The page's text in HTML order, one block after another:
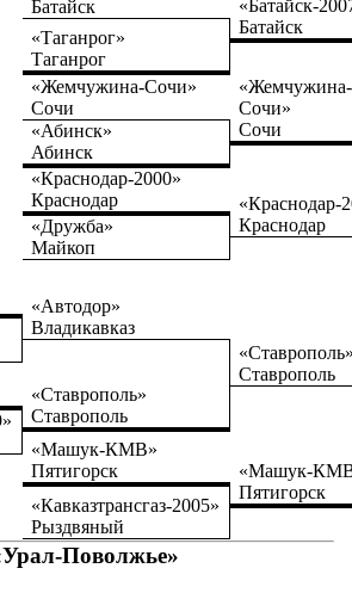
«Батайск-
Батайск
Батайск
«Таганрог»
Таганрог
«Жемчужина-Сочи»
Сочи
«Жемчужина-
Сочи»
Сочи
«Абинск»
Абинск
«Краснодар-
Краснодар
«Краснодар-2000»
Краснодар
«Дружба»
Майкоп
Ставрополь
«Автодор»
Владикавказ
«Ставрополь»
Ставрополь
«Машук-
Пятигорск
«Машук-КМВ»
Пятигорск
«Кавказтрансгаз-2005»
Рыздвяный
Поволжье»